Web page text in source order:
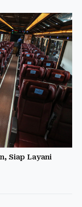
Siap Layani